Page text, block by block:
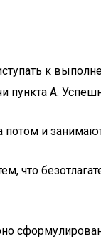
к
А.
потом и
что